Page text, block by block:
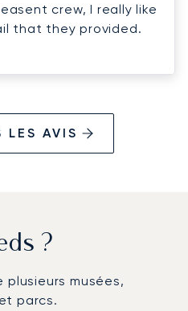
crew, I really like
that they provided.
LES AVIS
?
plusieurs musées,
parcs.